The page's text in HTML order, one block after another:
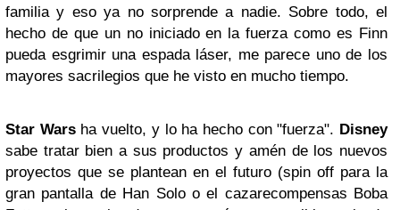
familia y eso ya no sorprende a nadie. Sobre todo, el
hecho de que un no iniciado en la fuerza como es Finn
pueda esgrimir una espada láser, me parece uno de los
mayores sacrilegios que he visto en mucho tiempo.
Star Warsha vuelto, y lo ha hecho con "fuerza". Disney
sabe tratar bien a sus productos y amén de los nuevos
proyectos que se plantean en el futuro (spin off para la
gran pantalla de Han Solo o el cazarecompensas Boba